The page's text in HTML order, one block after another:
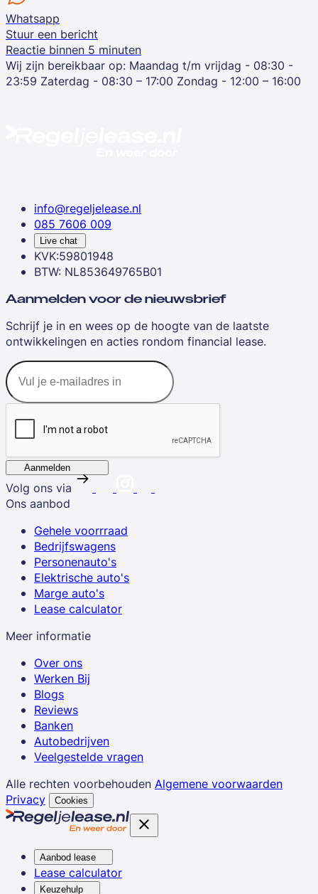
Whatsapp
Stuur een bericht
Reactie binnen 5 minuten
Wij zijn bereikbaar op: Maandag t/m vrijdag - 08:30 -
23:59 Zaterdag - 08:30 – 17:00 Zondag - 12:00 – 16:00
info@regeljelease.nl
085 7606 009
Live chat
KVK:59801948
BTW: NL853649765B01
Aanmelden voor de nieuwsbrief
Schrijf je in en wees op de hoogte van de laatste
ontwikkelingen en acties rondom financial lease.
Aanmelden
Volg ons via
Ons aanbod
Gehele voorrraad
Bedrijfswagens
Personenauto's
Elektrische auto's
Marge auto's
Lease calculator
Meer informatie
Over ons
Werken Bij
Blogs
Reviews
Banken
Autobedrijven
Veelgestelde vragen
Alle rechten voorbehouden Algemene voorwaarden
Privacy
Cookies
Aanbod lease
Lease calculator
Keuzehulp